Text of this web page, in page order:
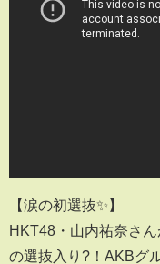
【涙の初選抜✨】
HKT48・山内祐奈さ
の選抜入り?！AKBグ